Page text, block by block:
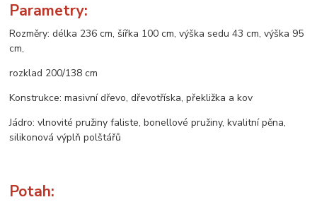
Parametry:
Rozměry: délka 236 cm, šířka 100 cm, výška sedu 43 cm, výška 95
cm,
rozklad 200/138 cm
Konstrukce: masivní dřevo, dřevotříska, překližka a kov
Jádro: vlnovité pružiny faliste, bonellové pružiny, kvalitní pěna,
silikonová výplň polštářů
Potah: